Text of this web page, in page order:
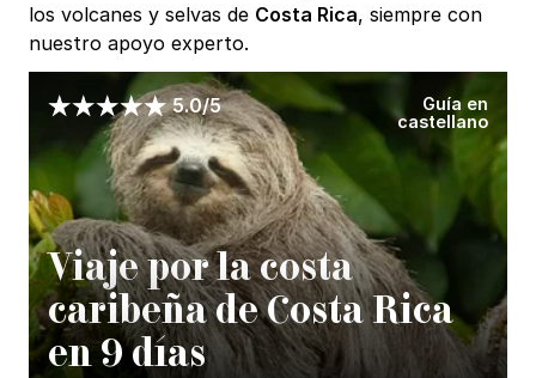
los volcanes y selvas de Costa Rica, siempre con
nuestro apoyo experto.
5.0/5
Guía en
castellano
Viaje por la costa
caribeña de Costa Rica
en 9 días